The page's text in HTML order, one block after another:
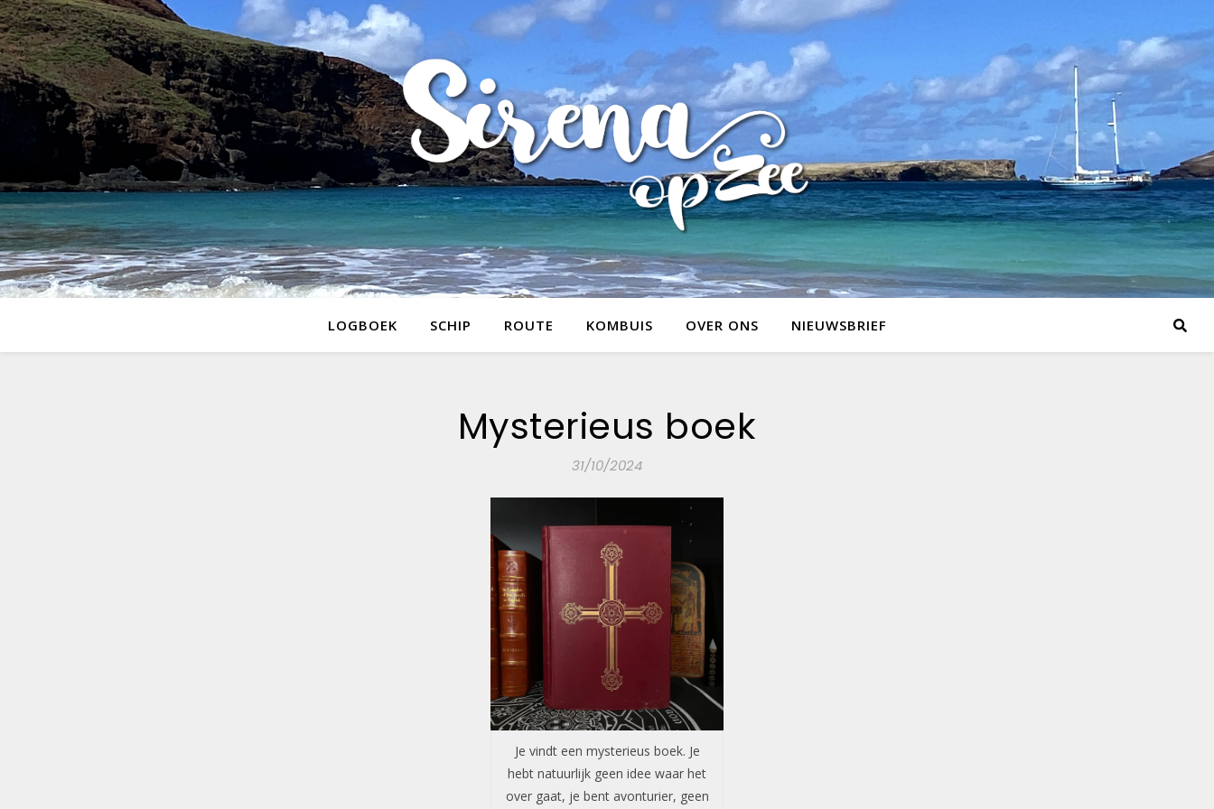
LOGBOEK SCHIP ROUTE KOMBUIS OVER ONS NIEUWSBRIEF
Mysterieus boek
31/10/2024
Je vindt een mysterieus boek. Je
hebt natuurlijk geen idee waar het
over gaat, je bent avonturier, geen